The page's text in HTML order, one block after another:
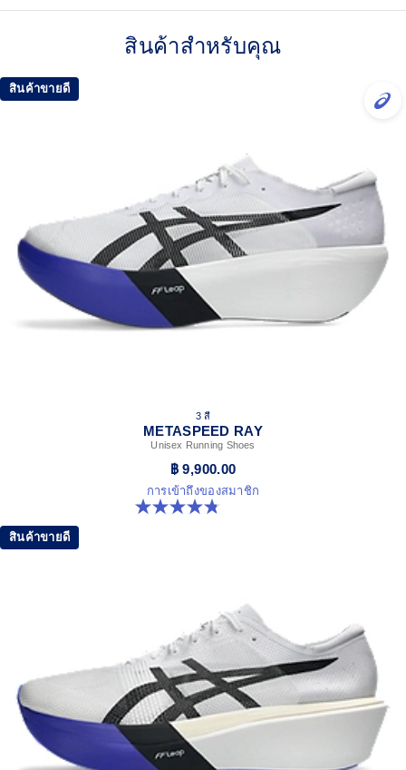
A lightweight technical engineered woven material that helps
lock the foot onto the shoes platform.
FF LEAP™ cushioning
This midsole foam is super bouncy and lightweight. It's
FF TURBO™ PLUS cushioning
This midsole foam is extremely lightweight and bouncier
than FF TURBO™ cushioning. It's designed for an even
more advanced energy return and cushioning experience
during your run.
Curved sole design helps runners conserve more
energy in each step
Carbon plate
The sockliner is produced with the solution dyeing
process that reduces water usage by approximately
33% and carbon emissions by approximately 45%
compared to the conventional dyeing technology
สินค้าสำหรับคุณ
สินค้าขายดี
3 สี
METASPEED RAY
Unisex Running Shoes
฿ 9,900.00
การเข้าถึงของสมาชิก
4.8 จาก 5 ดาว 186 รีวิว
สินค้าขายดี